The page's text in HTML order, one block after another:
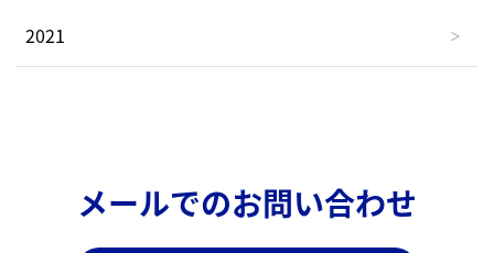
2021
メールでのお問い合わせ